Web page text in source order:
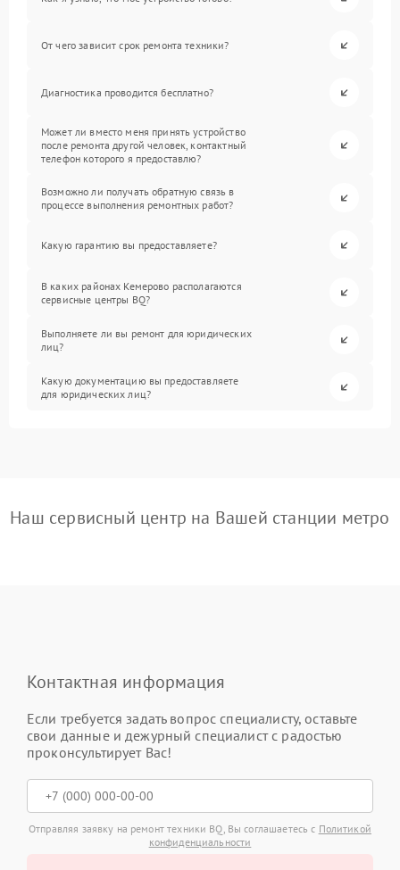
От чего зависит срок ремонта техники?
Диагностика проводится бесплатно?
Может ли вместо меня принять устройство
после ремонта другой человек, контактный
телефон которого я предоставлю?
Возможно ли получать обратную связь в
процессе выполнения ремонтных работ?
Какую гарантию вы предоставляете?
В каких районах Кемерово располагаются
сервисные центры BQ?
Выполняете ли вы ремонт для юридических
лиц?
Какую документацию вы предоставляете
для юридических лиц?
Наш сервисный центр на Вашей станции метро
Контактная информация
Если требуется задать вопрос специалисту, оставьте
свои данные и дежурный специалист с радостью
проконсультирует Вас!
Отправляя заявку на ремонт техники BQ, Вы соглашаетесь с Политикой
конфиденциальности